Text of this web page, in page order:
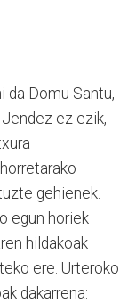
da Domu Santu,
ez ezik,
gehienek.
egun horiek
hildakoak
ere. Urteroko
dakarrena: